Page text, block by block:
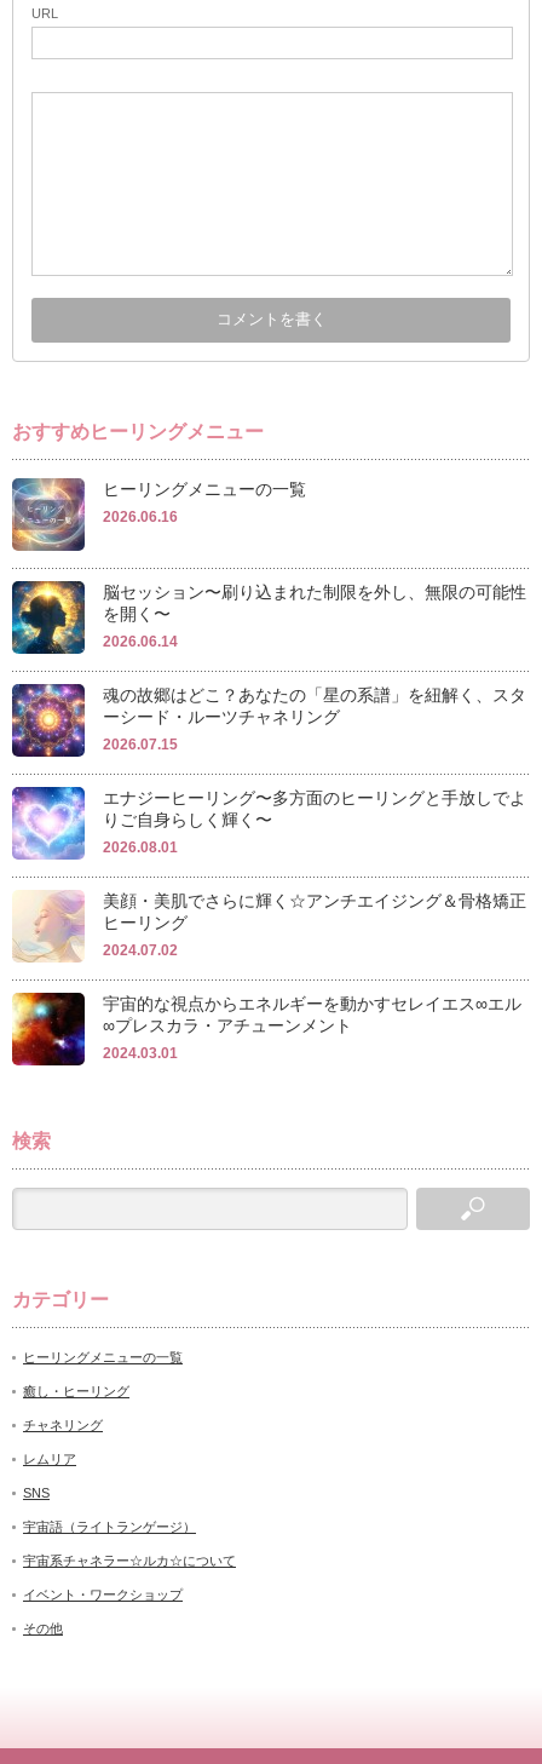
URL
おすすめヒーリングメニュー
ヒーリングメニューの一覧
2026.06.16
脳セッション〜刷り込まれた制限を外し、無限の可能性
を開く〜
2026.06.14
魂の故郷はどこ？あなたの「星の系譜」を紐解く、スタ
ーシード・ルーツチャネリング
2026.07.15
エナジーヒーリング〜多方面のヒーリングと手放しでよ
りご自身らしく輝く〜
2026.08.01
美顔・美肌でさらに輝く☆アンチエイジング＆骨格矯正
ヒーリング
2024.07.02
宇宙的な視点からエネルギーを動かすセレイエス∞エル
∞プレスカラ・アチューンメント
2024.03.01
検索
カテゴリー
ヒーリングメニューの一覧
癒し・ヒーリング
チャネリング
レムリア
SNS
宇宙語（ライトランゲージ）
宇宙系チャネラー☆ルカ☆について
イベント・ワークショップ
その他